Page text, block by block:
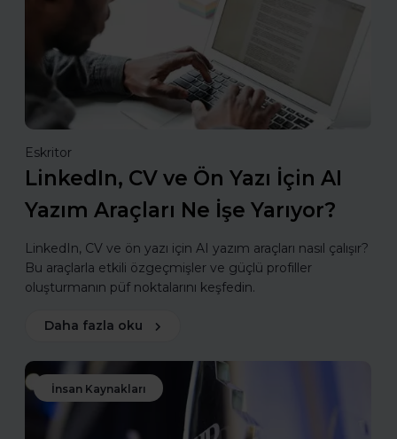
Eskritor
LinkedIn, CV ve Ön Yazı İçin AI
Yazım Araçları Ne İşe Yarıyor?
LinkedIn, CV ve ön yazı için AI yazım araçları nasıl çalışır?
Bu araçlarla etkili özgeçmişler ve güçlü profiller
oluşturmanın püf noktalarını keşfedin.
Daha fazla oku
İnsan Kaynakları